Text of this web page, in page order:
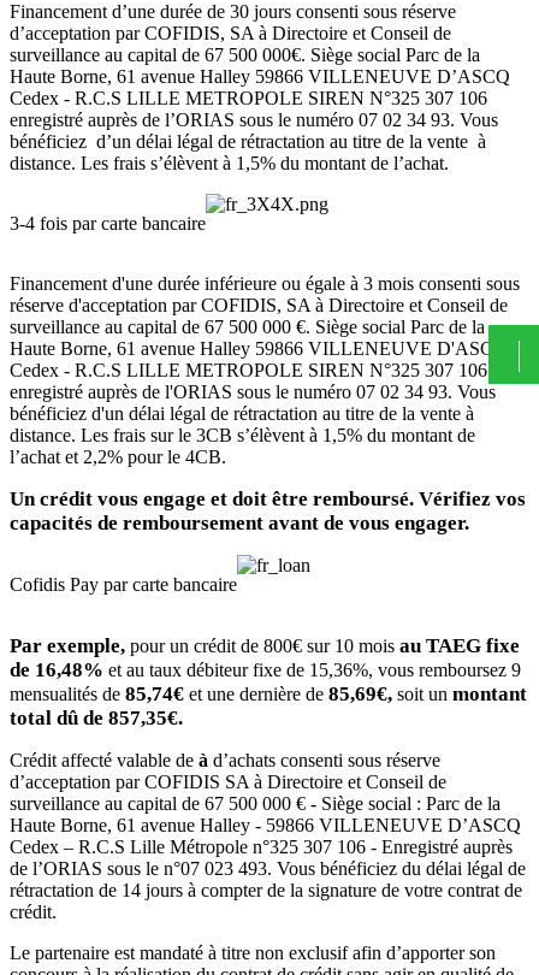
Financement d’une durée de 30 jours consenti sous réserve
d’acceptation par COFIDIS, SA à Directoire et Conseil de
surveillance au capital de 67 500 000€. Siège social Parc de la
Haute Borne, 61 avenue Halley 59866 VILLENEUVE D’ASCQ
Cedex - R.C.S LILLE METROPOLE SIREN N°325 307 106
enregistré auprès de l’ORIAS sous le numéro 07 02 34 93. Vous
bénéficiez d’un délai légal de rétractation au titre de la vente à
distance. Les frais s’élèvent à 1,5% du montant de l’achat.
3-4 fois par carte bancaire
Financement d'une durée inférieure ou égale à 3 mois consenti sous
réserve d'acceptation par COFIDIS, SA à Directoire et Conseil de
surveillance au capital de 67 500 000 €. Siège social Parc de la
Haute Borne, 61 avenue Halley 59866 VILLENEUVE D'ASCQ
Cedex - R.C.S LILLE METROPOLE SIREN N°325 307 106
enregistré auprès de l'ORIAS sous le numéro 07 02 34 93. Vous
bénéficiez d'un délai légal de rétractation au titre de la vente à
distance. Les frais sur le 3CB s’élèvent à 1,5% du montant de
l’achat et 2,2% pour le 4CB.
Un crédit vous engage et doit être remboursé. Vérifiez vos
capacités de remboursement avant de vous engager.
Cofidis Pay par carte bancaire
Par exemple, pour un crédit de 800€ sur 10 mois au TAEG fixe
de 16,48% et au taux débiteur fixe de 15,36%, vous remboursez 9
mensualités de 85,74€ et une dernière de 85,69€, soit un montant
total dû de 857,35€.
Crédit affecté valable de à d’achats consenti sous réserve
d’acceptation par COFIDIS SA à Directoire et Conseil de
surveillance au capital de 67 500 000 € - Siège social : Parc de la
Haute Borne, 61 avenue Halley - 59866 VILLENEUVE D’ASCQ
Cedex – R.C.S Lille Métropole n°325 307 106 - Enregistré auprès
de l’ORIAS sous le n°07 023 493. Vous bénéficiez du délai légal de
rétractation de 14 jours à compter de la signature de votre contrat de
crédit.
Le partenaire est mandaté à titre non exclusif afin d’apporter son